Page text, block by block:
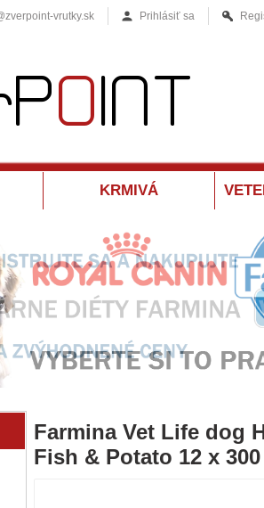
vrutky.sk Prihlásiť sa
KRMIVÁ
Farmina Vet Life dog
Fish & Potato 12 x